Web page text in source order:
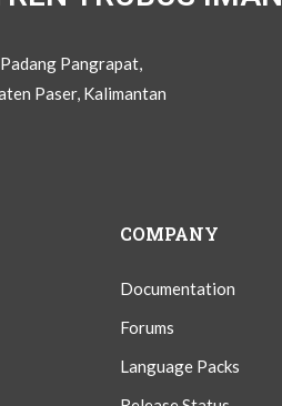
Pangrapat,
Paser, Kalimantan
COMPANY
Documentation
Forums
Language Packs